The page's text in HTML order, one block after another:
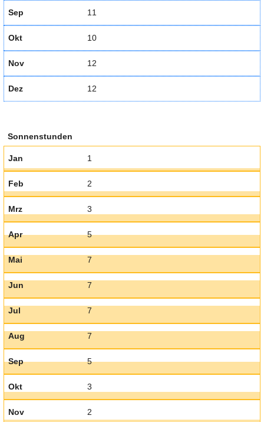
Sep 11
Okt 10
Nov 12
Dez 12
Sonnenstunden
Jan 1
Feb 2
Mrz 3
Apr 5
Mai 7
Jun 7
Jul 7
Aug 7
Sep 5
Okt 3
Nov 2